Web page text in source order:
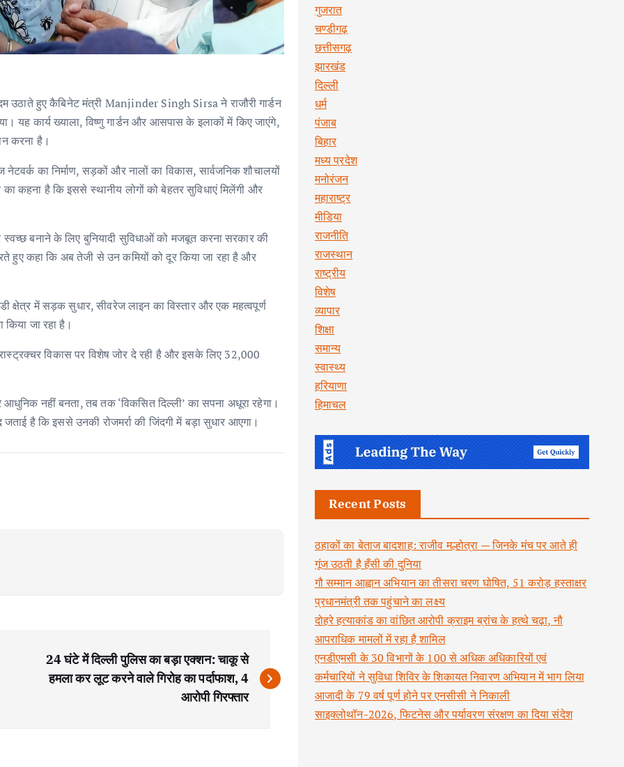
उठाते हुए कैबिनेट मंत्री Manjinder Singh Sirsa ने राजौरी गार्डन
यह कार्य ख्याला, विष्णु गार्डन और आसपास के इलाकों में किए जाएंगे,
करना है।
का निर्माण, सड़कों और नालों का विकास, सार्वजनिक शौचालयों
का कहना है कि इससे स्थानीय लोगों को बेहतर सुविधाएं मिलेंगी और
बनाने के लिए बुनियादी सुविधाओं को मजबूत करना सरकार की
हुए कहा कि अब तेजी से उन कमियों को दूर किया जा रहा है और
क्षेत्र में सड़क सुधार, सीवरेज लाइन का विस्तार और एक महत्वपूर्ण
जा रहा है।
विकास पर विशेष जोर दे रही है और इसके लिए 32,000
नहीं बनता, तब तक ‘विकसित दिल्ली’ का सपना अधूरा रहेगा।
है कि इससे उनकी रोजमर्रा की जिंदगी में बड़ा सुधार आएगा।
24 घंटे में दिल्ली पुलिस का बड़ा एक्शन: चाकू से
हमला कर लूट करने वाले गिरोह का पर्दाफाश, 4
आरोपी गिरफ्तार
गुजरात
चण्डीगढ़
छत्तीसगढ़
झारखंड
दिल्ली
धर्म
पंजाब
बिहार
मध्य प्रदेश
मनोरंजन
महाराष्ट्र
मीडिया
राजनीति
राजस्थान
राष्ट्रीय
विशेष
व्यापार
शिक्षा
समान्य
स्वास्थ्य
हरियाणा
हिमाचल
Recent Posts
ठहाकों का बेताज बादशाह: राजीव मल्होत्रा — जिनके मंच पर आते ही
गूंज उठती है हँसी की दुनिया
गौ सम्मान आह्वान अभियान का तीसरा चरण घोषित, 51 करोड़ हस्ताक्षर
प्रधानमंत्री तक पहुंचाने का लक्ष्य
दोहरे हत्याकांड का वांछित आरोपी क्राइम ब्रांच के हत्थे चढ़ा, नौ
आपराधिक मामलों में रहा है शामिल
एनडीएमसी के 30 विभागों के 100 से अधिक अधिकारियों एवं
कर्मचारियों ने सुविधा शिविर के शिकायत निवारण अभियान में भाग लिया
आजादी के 79 वर्ष पूर्ण होने पर एनसीसी ने निकाली
साइक्लोथॉन-2026, फिटनेस और पर्यावरण संरक्षण का दिया संदेश